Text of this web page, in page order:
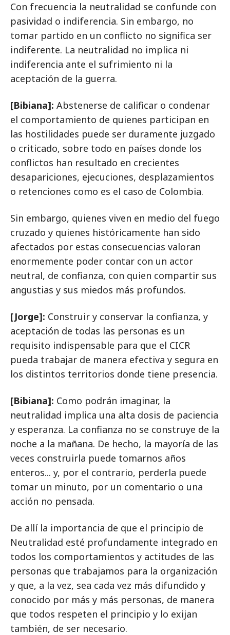
Con frecuencia la neutralidad se confunde con
pasividad o indiferencia. Sin embargo, no
tomar partido en un conflicto no significa ser
indiferente. La neutralidad no implica ni
indiferencia ante el sufrimiento ni la
aceptación de la guerra.
[Bibiana]: Abstenerse de calificar o condenar
el comportamiento de quienes participan en
las hostilidades puede ser duramente juzgado
o criticado, sobre todo en países donde los
conflictos han resultado en crecientes
desapariciones, ejecuciones, desplazamientos
o retenciones como es el caso de Colombia.
Sin embargo, quienes viven en medio del fuego
cruzado y quienes históricamente han sido
afectados por estas consecuencias valoran
enormemente poder contar con un actor
neutral, de confianza, con quien compartir sus
angustias y sus miedos más profundos.
[Jorge]: Construir y conservar la confianza, y
aceptación de todas las personas es un
requisito indispensable para que el CICR
pueda trabajar de manera efectiva y segura en
los distintos territorios donde tiene presencia.
[Bibiana]: Como podrán imaginar, la
neutralidad implica una alta dosis de paciencia
y esperanza. La confianza no se construye de la
noche a la mañana. De hecho, la mayoría de las
veces construirla puede tomarnos años
enteros... y, por el contrario, perderla puede
tomar un minuto, por un comentario o una
acción no pensada.
De allí la importancia de que el principio de
Neutralidad esté profundamente integrado en
todos los comportamientos y actitudes de las
personas que trabajamos para la organización
y que, a la vez, sea cada vez más difundido y
conocido por más y más personas, de manera
que todos respeten el principio y lo exijan
también, de ser necesario.